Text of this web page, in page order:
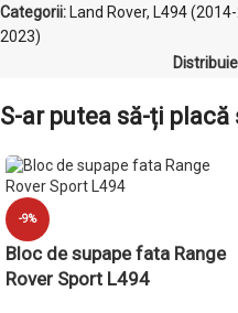
Categorii: Land Rover, L494
2023)
S-ar putea să-ți placă
-9%
Bloc de supape fata Range
Rover Sport L494